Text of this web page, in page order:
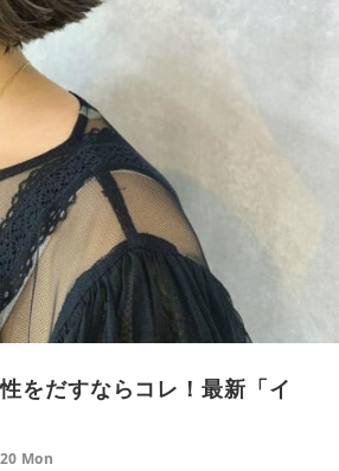
をだすならコレ！最新「イ
Mon